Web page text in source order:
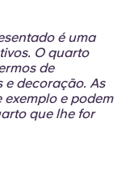
é uma
O quarto
de
decoração. As
e podem
que lhe for